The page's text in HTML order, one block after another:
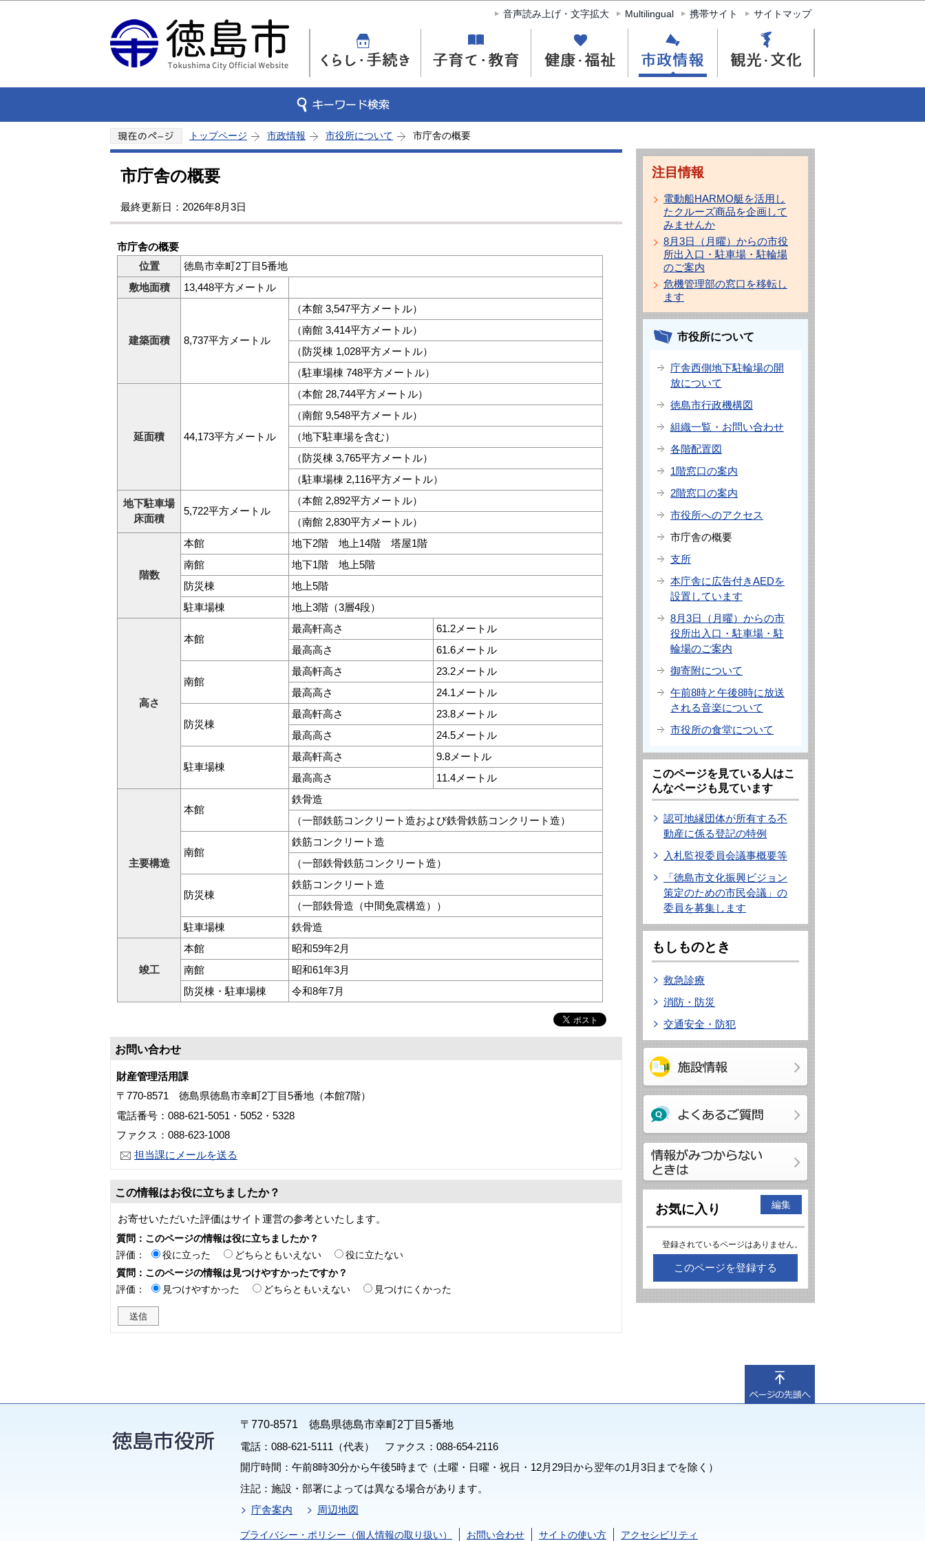
このページの本文へ移動
音声読み上げ・文字拡大 Multilingual 携帯サイト サイトマップ
トップページ 市政情報 市役所について 市庁舎の概要
市庁舎の概要
最終更新日：2026年8月3日
市庁舎の概要
位置
徳島市幸町2丁目5番地
敷地面積
13,448平方メートル
建築面積 8,737平方メートル
（本館 3,547平方メートル）
（南館 3,414平方メートル）
（防災棟 1,028平方メートル）
（駐車場棟 748平方メートル）
延面積 44,173平方メートル
（本館 28,744平方メートル）
（南館 9,548平方メートル）
（地下駐車場を含む）
（防災棟 3,765平方メートル）
（駐車場棟 2,116平方メートル）
地下駐車場
床面積
5,722平方メートル
（本館 2,892平方メートル）
（南館 2,830平方メートル）
階数
本館
地下2階 地上14階 塔屋1階
南館
地下1階 地上5階
防災棟
地上5階
駐車場棟
地上3階（3層4段）
高さ
本館
最高軒高さ
61.2メートル
最高高さ
61.6メートル
南館
最高軒高さ
23.2メートル
最高高さ
24.1メートル
防災棟
最高軒高さ
23.8メートル
最高高さ
24.5メートル
駐車場棟
最高軒高さ
9.8メートル
最高高さ
11.4メートル
主要構造
本館
鉄骨造
（一部鉄筋コンクリート造および鉄骨鉄筋コンクリート造）
南館
鉄筋コンクリート造
（一部鉄骨鉄筋コンクリート造）
防災棟
鉄筋コンクリート造
（一部鉄骨造（中間免震構造））
駐車場棟
鉄骨造
竣工
本館
昭和59年2月
南館
昭和61年3月
防災棟・駐車場棟
令和8年7月
お問い合わせ
財産管理活用課
〒770-8571 徳島県徳島市幸町2丁目5番地（本館7階）
電話番号：088-621-5051・5052・5328
ファクス：088-623-1008
担当課にメールを送る
この情報はお役に立ちましたか？
お寄せいただいた評価はサイト運営の参考といたします。
質問：このページの情報は役に立ちましたか？
評価：
役に立った どちらともいえない
役に立たない
質問：このページの情報は見つけやすかったですか？
評価：
見つけやすかった どちらともいえない 見つけにくかった
注目情報
電動船HARMO艇を活用し
たクルーズ商品を企画して
みませんか
8月3日（月曜）からの市役
所出入口・駐車場・駐輪場
のご案内
危機管理部の窓口を移転し
ます
市役所について
庁舎西側地下駐輪場の開
放について
徳島市行政機構図
組織一覧・お問い合わせ
各階配置図
1階窓口の案内
2階窓口の案内
市役所へのアクセス
市庁舎の概要
支所
本庁舎に広告付きAEDを
設置しています
8月3日（月曜）からの市
役所出入口・駐車場・駐
輪場のご案内
御寄附について
午前8時と午後8時に放送
される音楽について
市役所の食堂について
このページを見ている人はこ
んなページも見ています
認可地縁団体が所有する不
動産に係る登記の特例
入札監視委員会議事概要等
「徳島市文化振興ビジョン
策定のための市民会議」の
委員を募集します
もしものとき
救急診療
消防・防災
交通安全・防犯
お気に入り 編集
登録されているページはありません。
このページを登録する
〒770-8571 徳島県徳島市幸町2丁目5番地
電話：088-621-5111（代表） ファクス：088-654-2116
開庁時間：午前8時30分から午後5時まで（土曜・日曜・祝日・12月29日から翌年の1月3日までを除く）
注記：施設・部署によっては異なる場合があります。
庁舎案内
周辺地図
プライバシー・ポリシー（個人情報の取り扱い） お問い合わせ サイトの使い方 アクセシビリティ